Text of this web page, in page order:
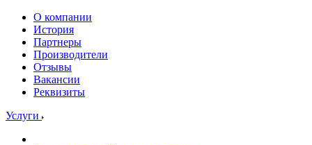
О компании
История
Партнеры
Производители
Отзывы
Вакансии
Реквизиты
Услуги